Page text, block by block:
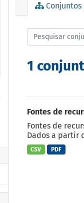
Conjuntos
1
Fontes de
Fontes de
Dados a partir
CSV PDF